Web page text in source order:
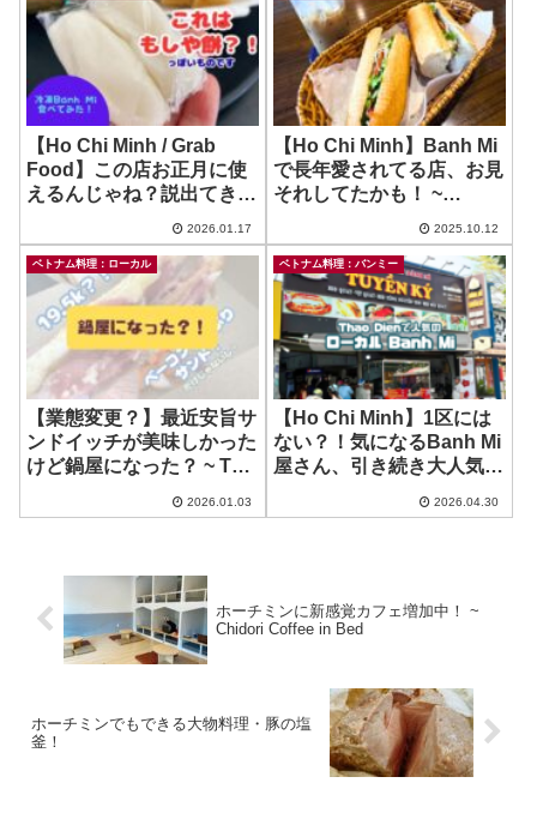
【Ho Chi Minh / Grab
Food】この店お正月に使
えるんじゃね？説出てきた
2026.01.17
【Ho Chi Minh】Banh Mi
で長年愛されてる店、お見
それしてたかも！ ~
2025.10.12
ベトナム料理：ローカル
【業態変更？】最近安旨サ
ンドイッチが美味しかった
けど鍋屋になった？ ~ The
Tea
2026.01.03
ベトナム料理：バンミー
【Ho Chi Minh】1区には
ない？！気になるBanh Mi
屋さん、引き続き大人気！
2026.04.30
ホーチミンに新感覚カフェ増加中！ ~
Chidori Coffee in Bed
ホーチミンでもできる大物料理・豚の塩
釜！